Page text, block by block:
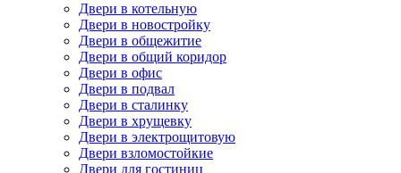
Двери в котельную
Двери в новостройку
Двери в общежитие
Двери в общий коридор
Двери в офис
Двери в подвал
Двери в сталинку
Двери в хрущевку
Двери в электрощитовую
Двери взломостойкие
Двери для гостиниц